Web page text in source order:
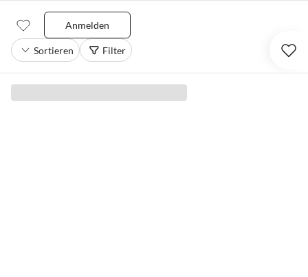
Anmelden
Sortieren Filter